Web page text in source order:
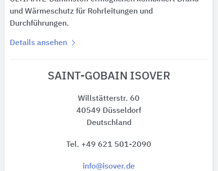
und Wärmeschutz für Rohrleitungen und
Durchführungen.
Details ansehen
SAINT-GOBAIN ISOVER
Willstätterstr. 60
40549 Düsseldorf
Deutschland
Tel. +49 621 501-2090
info@isover.de